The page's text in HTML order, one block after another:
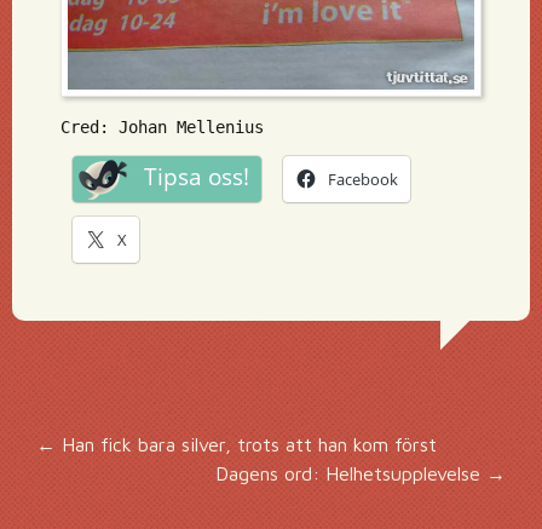
Cred: Johan Mellenius
Tipsa oss! Facebook
X
Inläggsnavigering
←Han fick bara silver, trots att han kom först
Dagens ord: Helhetsupplevelse →